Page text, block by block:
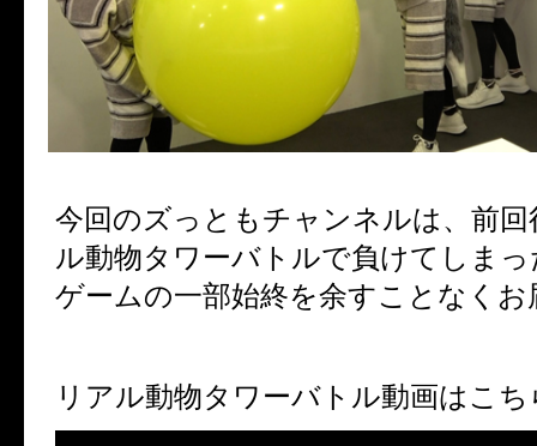
今回のズっともチャンネルは、前
ル動物タワーバトルで負けてしま
ゲームの一部始終を余すことなくお
リアル動物タワーバトル動画はこち